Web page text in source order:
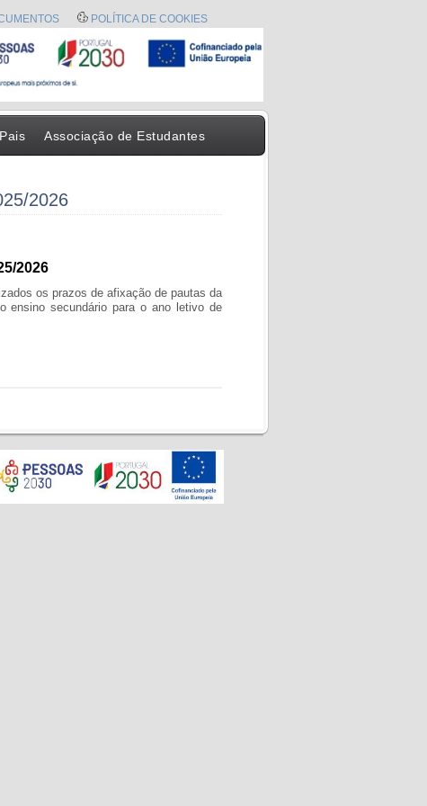
POLÍTICA DE COOKIES
Associação de Estudantes
2026
2026
os prazos de afixação de pautas da
ensino secundário para o ano letivo de